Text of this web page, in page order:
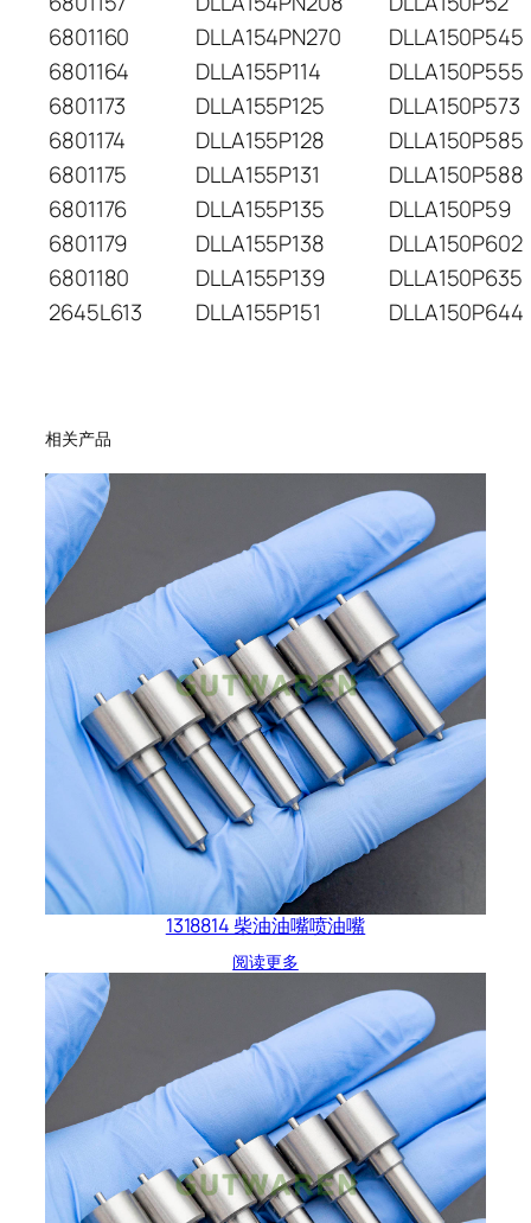
6801160
DLLA154PN270
DLLA150P545
6801164
DLLA155P114
DLLA150P555
6801173
DLLA155P125
DLLA150P573
6801174
DLLA155P128
DLLA150P585
6801175
DLLA155P131
DLLA150P588
6801176
DLLA155P135
DLLA150P59
6801179
DLLA155P138
DLLA150P602
6801180
DLLA155P139
DLLA150P635
2645L613
DLLA155P151 DLLA150P644
相关产品
1318814 柴油油嘴喷油嘴
阅读更多